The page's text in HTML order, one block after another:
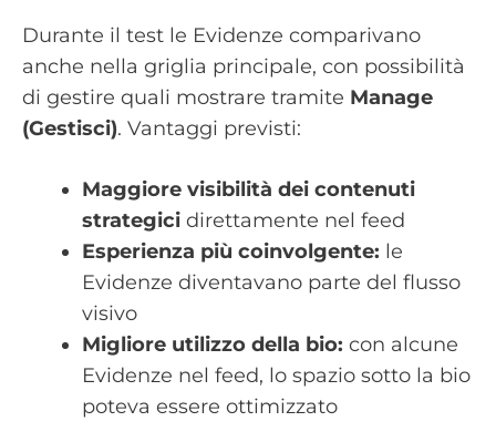
Durante il test le Evidenze comparivano
anche nella griglia principale, con possibilità
di gestire quali mostrare tramite Manage
(Gestisci). Vantaggi previsti:
Maggiore visibilità dei contenuti
strategici direttamente nel feed
Esperienza più coinvolgente: le
Evidenze diventavano parte del flusso
visivo
Migliore utilizzo della bio: con alcune
Evidenze nel feed, lo spazio sotto la bio
poteva essere ottimizzato